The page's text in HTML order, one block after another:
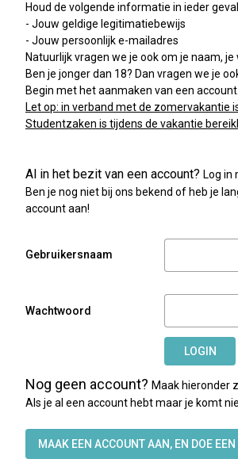
Houd de volgende informatie in ieder
- Jouw geldige legitimatiebewijs
- Jouw persoonlijk e-mailadres
Natuurlijk vragen we je ook om je naam,
Ben je jonger dan 18? Dan vragen we je
Begin met het aanmaken van een
Let op: in verband met de zomervakantie
Studentzaken is tijdens de vakantie
Al in het bezit van een account? Log in
Ben je nog niet bij ons bekend of heb je
account aan!
Gebruikersnaam
Wachtwoord
LOGIN
Nog geen account? Maak hieronder
Als je al een account hebt maar je komt
MAAK EEN ACCOUNT AAN, EN DOE